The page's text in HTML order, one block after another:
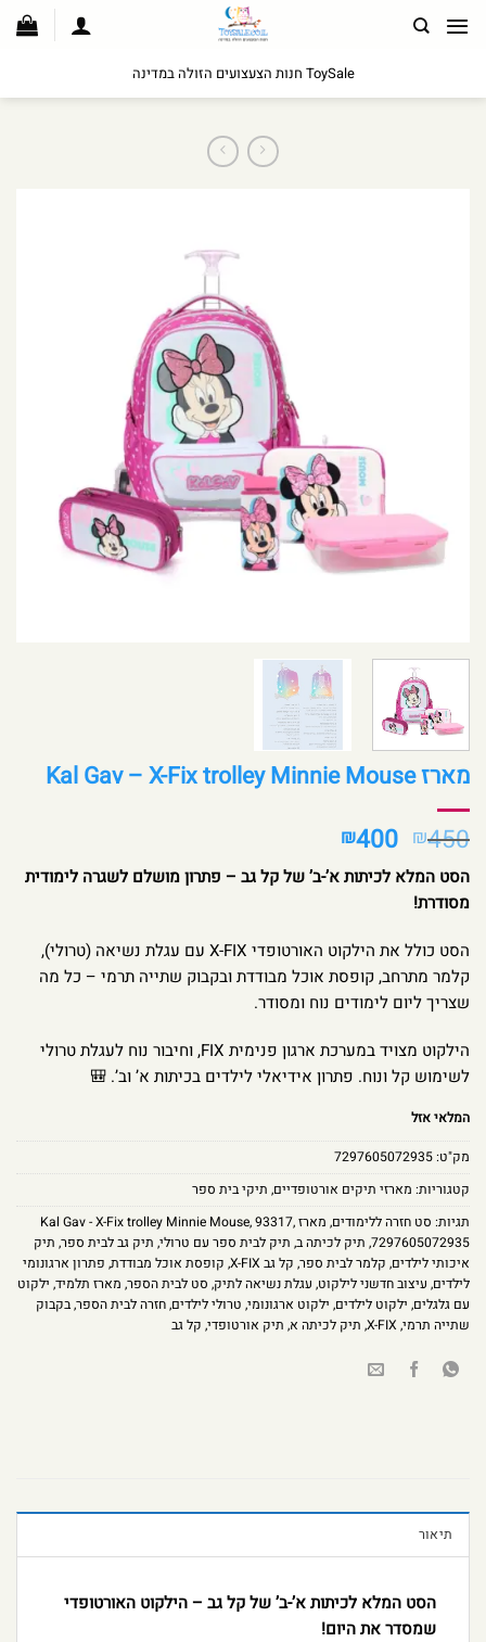
לתוכן
ToySale חנות הצעצועים הזולה במדינה
מארז Kal Gav – X-Fix trolley Minnie Mouse
₪450 המחיר
המקורי
היה:
₪400 המחיר
הנוכחי
הוא:
הסט המלא לכיתות א’-ב’ של קל גב – פתרון מושלם לשגרה לימודית
מסודרת!
הסט כולל את הילקוט האורטופדי X-FIX עם עגלת נשיאה (טרולי),
קלמר מתרחב, קופסת אוכל מבודדת ובקבוק שתייה תרמי – כל מה
שצריך ליום לימודים נוח ומסודר.
הילקוט מצויד במערכת ארגון פנימית FIX, וחיבור נוח לעגלת טרולי
לשימוש קל ונוח. פתרון אידיאלי לילדים בכיתות א’ וב’. 🎒
המלאי אזל
מק"ט:7297605072935
קטגוריות: מארזי תיקים אורטופדיים, תיקי בית ספר
תגיות: סט חזרה ללימודים, מארז Kal Gav - X-Fix trolley Minnie Mouse ,93317,
7297605072935
, תיק לכיתה ב, תיק לבית ספר עם טרולי, תיק גב לבית ספר, תיק
איכותי לילדים, קלמר לבית ספר, קל גב X-FIX , קופסת אוכל מבודדת, פתרון ארגונומי
לילדים, עיצוב חדשני לילקוט, עגלת נשיאה לתיק, סט לבית הספר, מארז תלמיד, ילקוט
עם גלגלים, ילקוט לילדים, ילקוט ארגונומי, טרולי לילדים,חזרה לבית הספר,בקבוק
שתייה תרמי,
X-FIX
, תיק לכיתה א, תיק אורטופדי, קל גב
תיאור
הסט המלא לכיתות א’-ב’ של קל גב – הילקוט האורטופדי
שמסדר את היום!